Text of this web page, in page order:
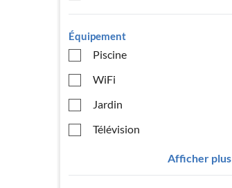
Équipement
Piscine
WiFi
Jardin
Télévision
Afficher plus